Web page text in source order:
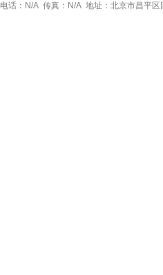
电话：N/A 传真：N/A 地址：北京市昌平